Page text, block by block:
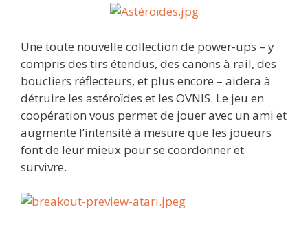
Une toute nouvelle collection de power-ups – y
compris des tirs étendus, des canons à rail, des
boucliers réflecteurs, et plus encore – aidera à
détruire les astéroïdes et les OVNIS. Le jeu en
coopération vous permet de jouer avec un ami et
augmente l’intensité à mesure que les joueurs
font de leur mieux pour se coordonner et
survivre.